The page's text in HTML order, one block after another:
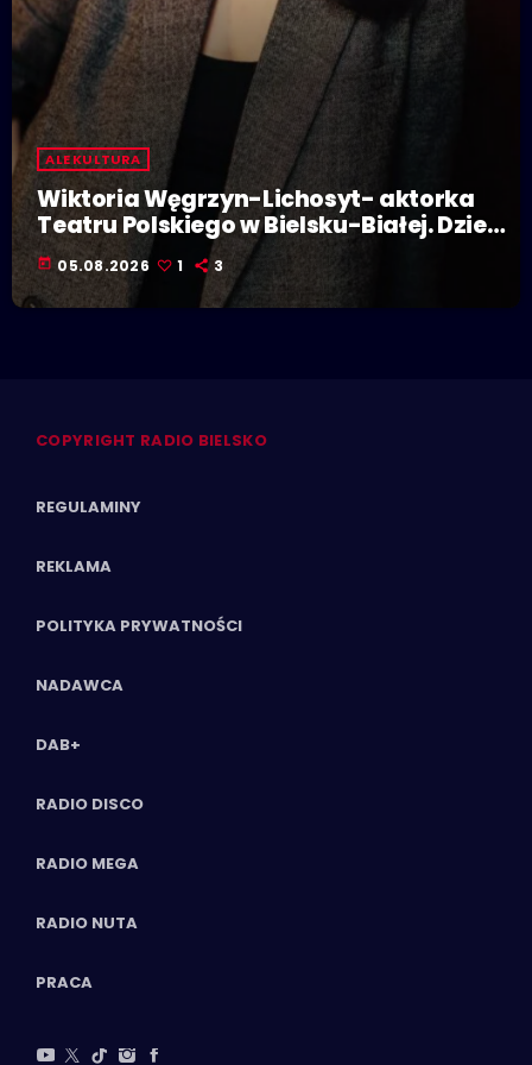
ALE KULTURA
Wiktoria Węgrzyn-Lichosyt- aktorka
Teatru Polskiego w Bielsku-Białej. Dzieje
się w Polskiej Stolicy Kultury!
today 05.08.2026 1 3
COPYRIGHT RADIO BIELSKO
REGULAMINY
REKLAMA
POLITYKA PRYWATNOŚCI
NADAWCA
DAB+
RADIO DISCO
RADIO MEGA
RADIO NUTA
PRACA